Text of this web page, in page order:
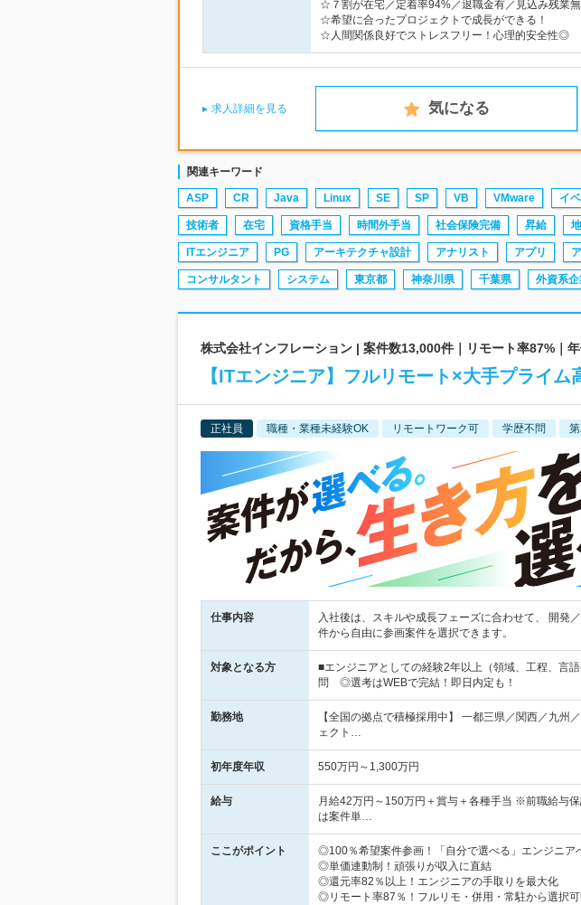
☆７割が在宅／定着率94%／退職金有／見込み残業無
☆希望に合ったプロジェクトで成長ができる！
☆人間関係良好でストレスフリー！心理的安全性◎
求人詳細を見る 気になる
関連キーワード
ASP CR Java Linux SE SP VB VMware イ
技術者 在宅 資格手当 時間外手当 社会保険完備 昇給
ITエンジニア PG アーキテクチャ設計 アナリスト アプリ
コンサルタント システム 東京都 神奈川県 千葉県 外資系
株式会社インフレーション | 案件数13,000件｜リモート率87%｜
【ITエンジニア】フルリモート×大手プライム
正社員 職種・業種未経験OK リモートワーク可 学歴不問
仕事内容
入社後は、スキルや成長フェーズに合わせて、 開発
件から自由に参画案件を選択できます。
対象となる方
■エンジニアとしての経験2年以上（領域、工程、
問 ◎選考はWEBで完結！即日内定も！
勤務地
【全国の拠点で積極採用中】 一都三県／関西／九
ェクト…
初年度年収 550万円～1,300万円
給与
月給42万円～150万円＋賞与＋各種手当 ※前職給与
は案件単…
ここがポイント
◎100％希望案件参画！「自分で選べる」エンジニア
◎単価連動制！頑張りが収入に直結
◎還元率82％以上！エンジニアの手取りを最大化
◎リモート率87％！フルリモ・併用・常駐から選択